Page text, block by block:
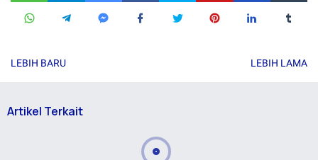
LEBIH BARU LEBIH LAMA
Artikel Terkait